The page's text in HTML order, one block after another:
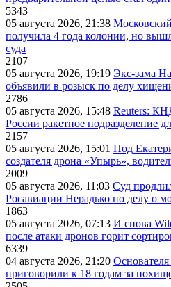
5343
05 августа 2026, 21:38
получила 4 года колонии, но
суда
2107
05 августа 2026, 19:19 Экс-зама
объявили в розыск по делу
2786
05 августа 2026, 15:48 Reuters:
России ракетное подразделение
2157
05 августа 2026, 15:01 Под
создателя дрона «Упырь»,
2009
05 августа 2026, 11:03 Суд
Росавиации Нерадько по делу о
1863
05 августа 2026, 07:13 И снова
после атаки дронов горит
6339
04 августа 2026, 21:20
приговорили к 18 годам за